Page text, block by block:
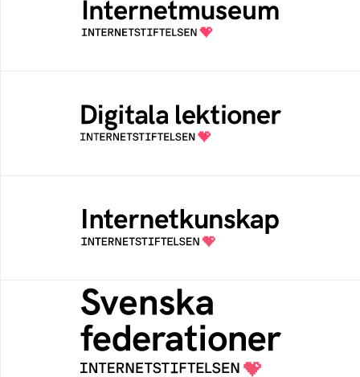
Ett digitalt museum som byggts, och kureras
av Internetstiftelsen
Öppen digital lärresurs med färdiga lektioner
för alla stadier i grundskolan
Samlad kunskap som hjälper dig att bli en
säker och medveten internetanvändare
Svenska federationer
Grunden för medlemskap i en sektors- eller
kontextspecifik federation